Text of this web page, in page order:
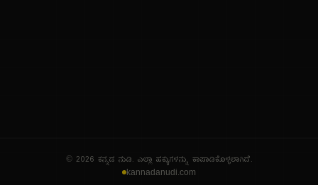
© 2026 ಕನ್ನಡ ನುಡಿ. ಎಲ್ಲಾ ಹಕ್ಕುಗಳನ್ನು ಕಾಪಾಡಿಕೊಳ್ಳಲಾಗಿದೆ.
kannadanudi.com